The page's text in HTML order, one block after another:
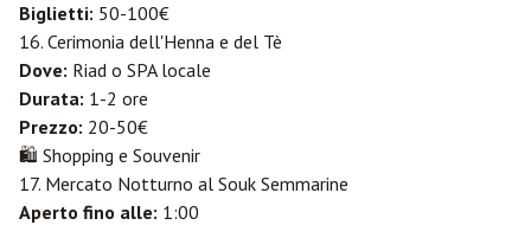
Biglietti: 50-100€
16. Cerimonia dell'Henna e del Tè
Dove: Riad o SPA locale
Durata: 1-2 ore
Prezzo: 20-50€
🛍️ Shopping e Souvenir
17. Mercato Notturno al Souk Semmarine
Aperto fino alle: 1:00